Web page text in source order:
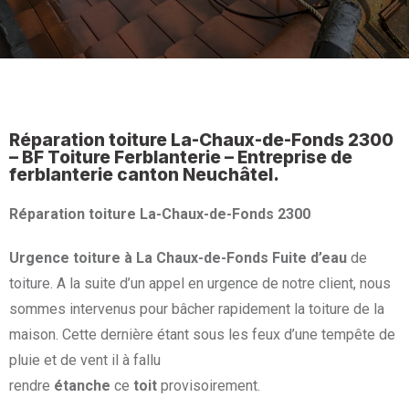
Réparation toiture La-Chaux-de-Fonds 2300
– BF Toiture Ferblanterie – Entreprise de
ferblanterie canton Neuchâtel.
Réparation toiture La-Chaux-de-Fonds 2300
Urgence toiture à La Chaux-de-Fonds Fuite d’eau de
toiture. A la suite d’un appel en urgence de notre client, nous
sommes intervenus pour bâcher rapidement la toiture de la
maison. Cette dernière étant sous les feux d’une tempête de
pluie et de vent il à fallu
rendre étanche ce toit provisoirement.